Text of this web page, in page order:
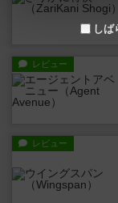
レビュー
レビュー
しば